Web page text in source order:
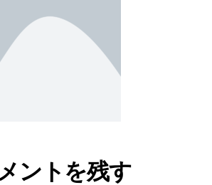
ントを残す